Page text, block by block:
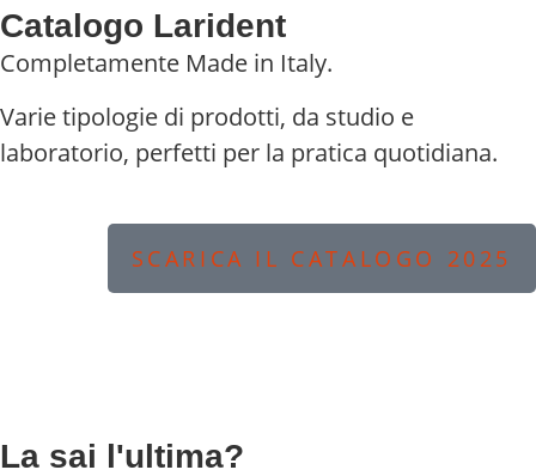
Catalogo Larident
Completamente Made in Italy.
Varie tipologie di prodotti, da studio e
laboratorio, perfetti per la pratica quotidiana.
SCARICA IL CATALOGO 2025
La sai l'ultima?